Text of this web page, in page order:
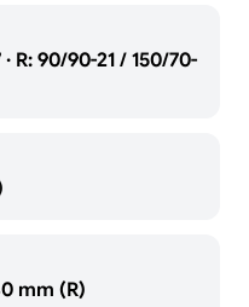
R: 90/90-21 / 150/70-
mm (R)